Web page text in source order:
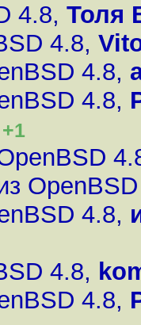
4.8, Толя
4.8,
4.8,
4.8,
+1
4.8,
4.8,
4.8,